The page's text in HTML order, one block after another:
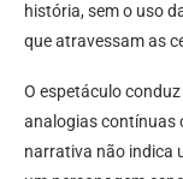
história, sem o uso
que atravessam as
O espetáculo
analogias contínuas
narrativa não indica